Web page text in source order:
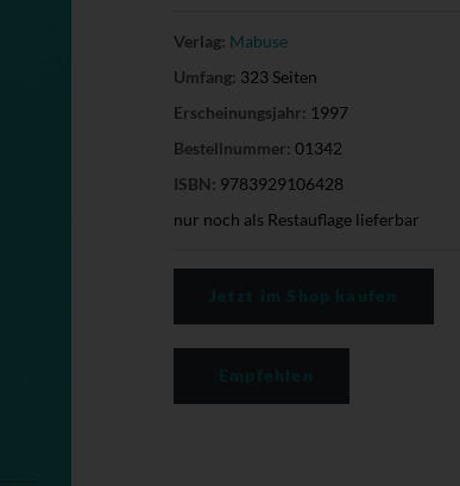
Verlag: Mabuse
Umfang: 323 Seiten
Erscheinungsjahr: 1997
Bestellnummer: 01342
ISBN: 9783929106428
nur noch als Restauflage lieferbar